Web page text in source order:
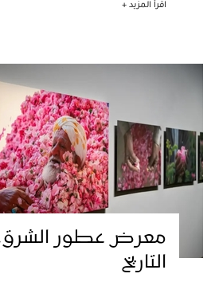
اقرأ المزيد +
معرض عطور
التاريخ